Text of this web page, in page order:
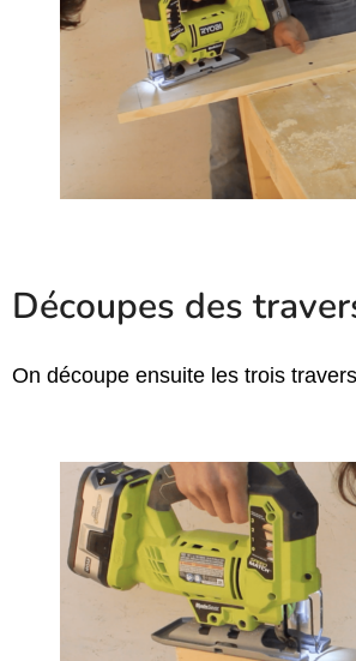
Découpes des
On découpe ensuite les trois